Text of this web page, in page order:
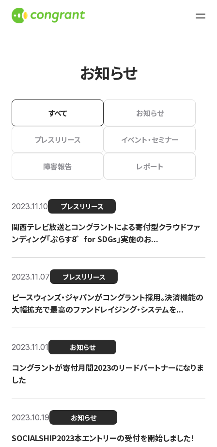
お知らせ
すべて お知らせ
プレスリリース イベント・セミナー
障害報告 レポート
2023.11.10 プレスリリース
関西テレビ放送とコングラントによる寄付型クラウドファ
ンディング「ぷらす8゛for SDGs」実施のお...
2023.11.07 プレスリリース
ピースウィンズ・ジャパンがコングラント採用。決済機能の
大幅拡充で最高のファンドレイジング・システムを...
2023.11.01 お知らせ
コングラントが寄付月間2023のリードパートナーになりま
した
2023.10.19 お知らせ
SOCIALSHIP2023本エントリーの受付を開始しました！